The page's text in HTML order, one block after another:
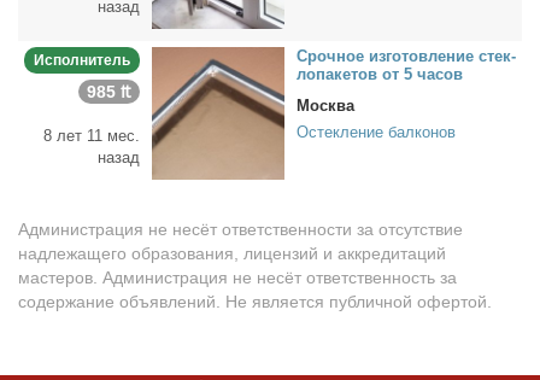
назад
Исполнитель
985 ₶
8 лет 11 мес.
назад
Сроч­ное из­го­тов­ле­ние стек­
ло­па­ке­тов от 5 ча­сов
Москва
Остекление балконов
Администрация не несёт ответственности за отсутствие
надлежащего образования, лицензий и аккредитаций
мастеров. Администрация не несёт ответственность за
содержание объявлений. Не является публичной офертой.